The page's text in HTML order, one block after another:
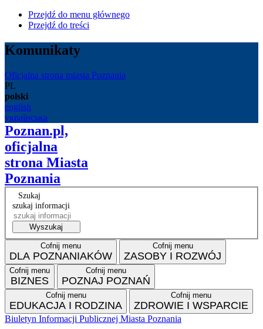
Przejdź do menu głównego
Przejdź do treści
Komunikaty
Oficjalna strona miasta Poznania
PL
polski
english
українська
Poznan.pl,
oficjalna
strona Miasta
Poznania
Szukaj
szukaj informacji
Wyszukaj
Cofnij menu
DLA POZNANIAKÓW
Cofnij menu
ZASOBY I ROZWÓJ
Cofnij menu
BIZNES
Cofnij menu
POZNAJ POZNAŃ
Cofnij menu
EDUKACJA I RODZINA
Cofnij menu
ZDROWIE I WSPARCIE
Biuletyn Informacji Publicznej Miasta Poznania